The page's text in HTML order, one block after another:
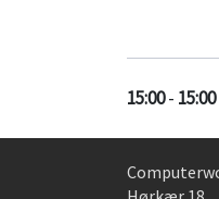
15:00- 15:00